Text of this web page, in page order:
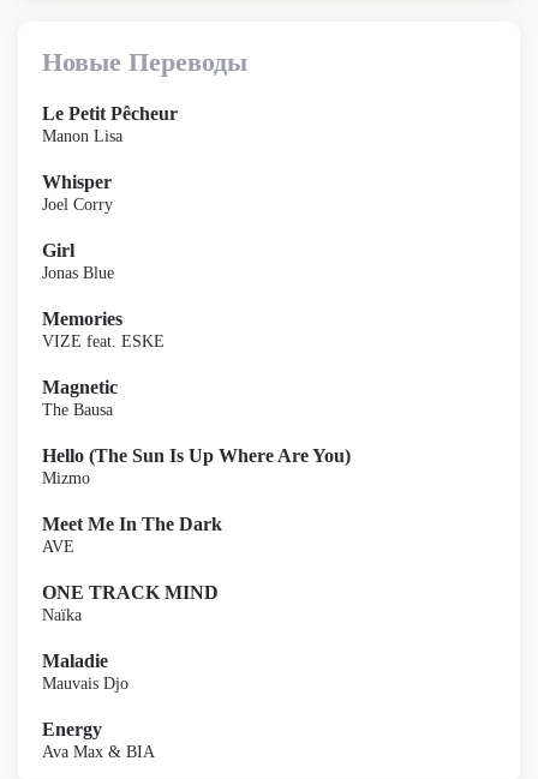
Новые Переводы
Le Petit Pêcheur
Manon Lisa
Whisper
Joel Corry
Girl
Jonas Blue
Memories
VIZE feat. ESKE
Magnetic
The Bausa
Hello (The Sun Is Up Where Are You)
Mizmo
Meet Me In The Dark
AVE
ONE TRACK MIND
Naïka
Maladie
Mauvais Djo
Energy
Ava Max & BIA